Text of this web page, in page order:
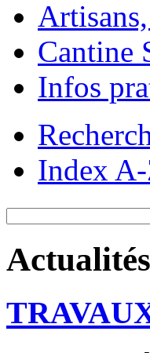
Cantine
Infos
Index
Actualités